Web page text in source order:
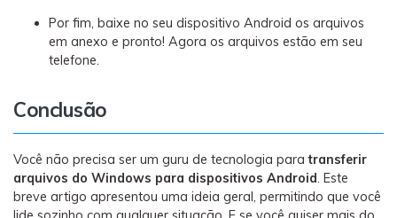
Por fim, baixe no seu dispositivo Android os arquivos
em anexo e pronto! Agora os arquivos estão em seu
telefone.
Conclusão
Você não precisa ser um guru de tecnologia paratransferir
arquivos do Windows para dispositivos Android. Este
breve artigo apresentou uma ideia geral, permitindo que você